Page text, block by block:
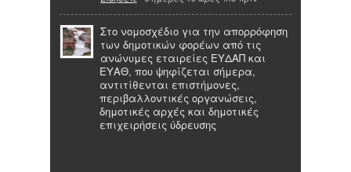
Στο νομοσχέδιο για την απορρόφηση
των δημοτικών φορέων από τις
ανώνυμες εταιρείες ΕΥΔΑΠ και
ΕΥΑΘ, που ψηφίζεται σήμερα,
αντιτίθενται επιστήμονες,
περιβαλλοντικές οργανώσεις,
δημοτικές αρχές και δημοτικές
επιχειρήσεις ύδρευσης